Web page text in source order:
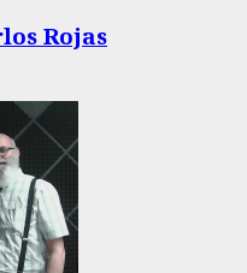
Rojas